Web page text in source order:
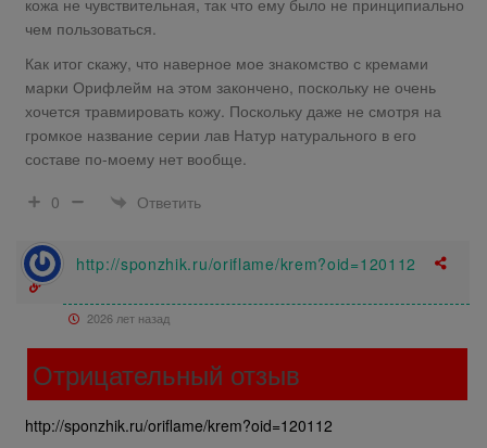
кожа не чувствительная, так что ему было не принципиально
чем пользоваться.
Как итог скажу, что наверное мое знакомство с кремами
марки Орифлейм на этом закончено, поскольку не очень
хочется травмировать кожу. Поскольку даже не смотря на
громкое название серии лав Натур натурального в его
составе по-моему нет вообще.
0
Ответить
http://sponzhik.ru/oriflame/krem?oid=120112
2026 лет назад
Отрицательный отзыв
http://sponzhik.ru/oriflame/krem?oid=120112